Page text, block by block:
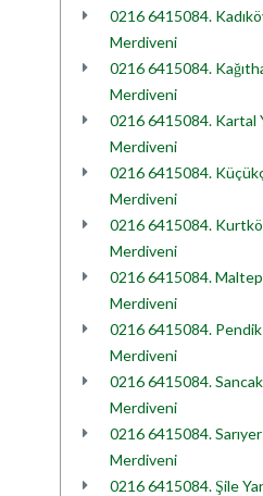
0216 6415084.
Merdiveni
0216 6415084.
Merdiveni
0216 6415084. Kartal
Merdiveni
0216 6415084.
Merdiveni
0216 6415084.
Merdiveni
0216 6415084.
Merdiveni
0216 6415084. Pendik
Merdiveni
0216 6415084.
Merdiveni
0216 6415084. Sarıyer
Merdiveni
0216 6415084. Şile